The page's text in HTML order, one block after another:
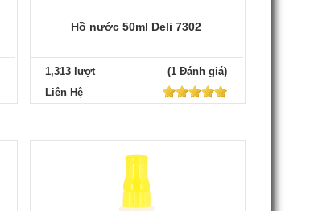
Hồ nước 50ml Deli 7302
1,313 lượt
(1 Đánh giá)
Liên Hệ